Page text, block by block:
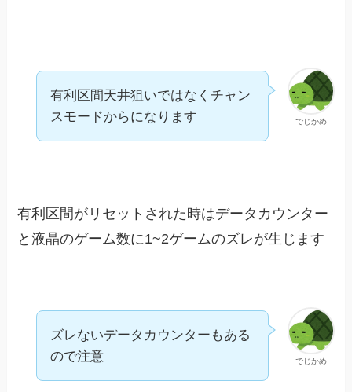
でじかめ
有利区間天井狙いではなくチャン
スモードからになります
有利区間がリセットされた時はデータカウンター
と液晶のゲーム数に1~2ゲームのズレが生じます
でじかめ
ズレないデータカウンターもある
ので注意